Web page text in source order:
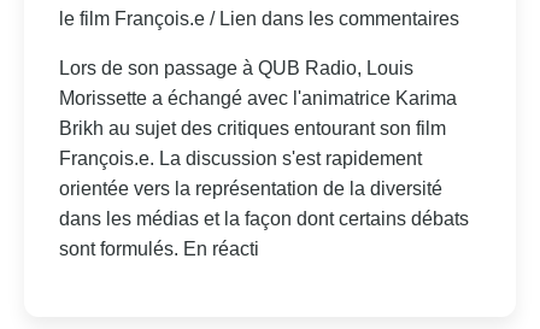
le film François.e / Lien dans les commentaires
Lors de son passage à QUB Radio, Louis
Morissette a échangé avec l'animatrice Karima
Brikh au sujet des critiques entourant son film
François.e. La discussion s'est rapidement
orientée vers la représentation de la diversité
dans les médias et la façon dont certains débats
sont formulés. En réacti